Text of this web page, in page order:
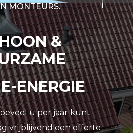
MONTEURS.
&
ENERGIE
u per jaar kunt
vrijblijvend een offerte